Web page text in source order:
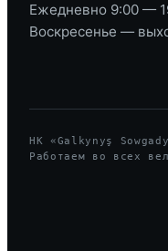
Ежедневно 9:00 —
Воскресенье —
HK «Galkynyş
Работаем во всех